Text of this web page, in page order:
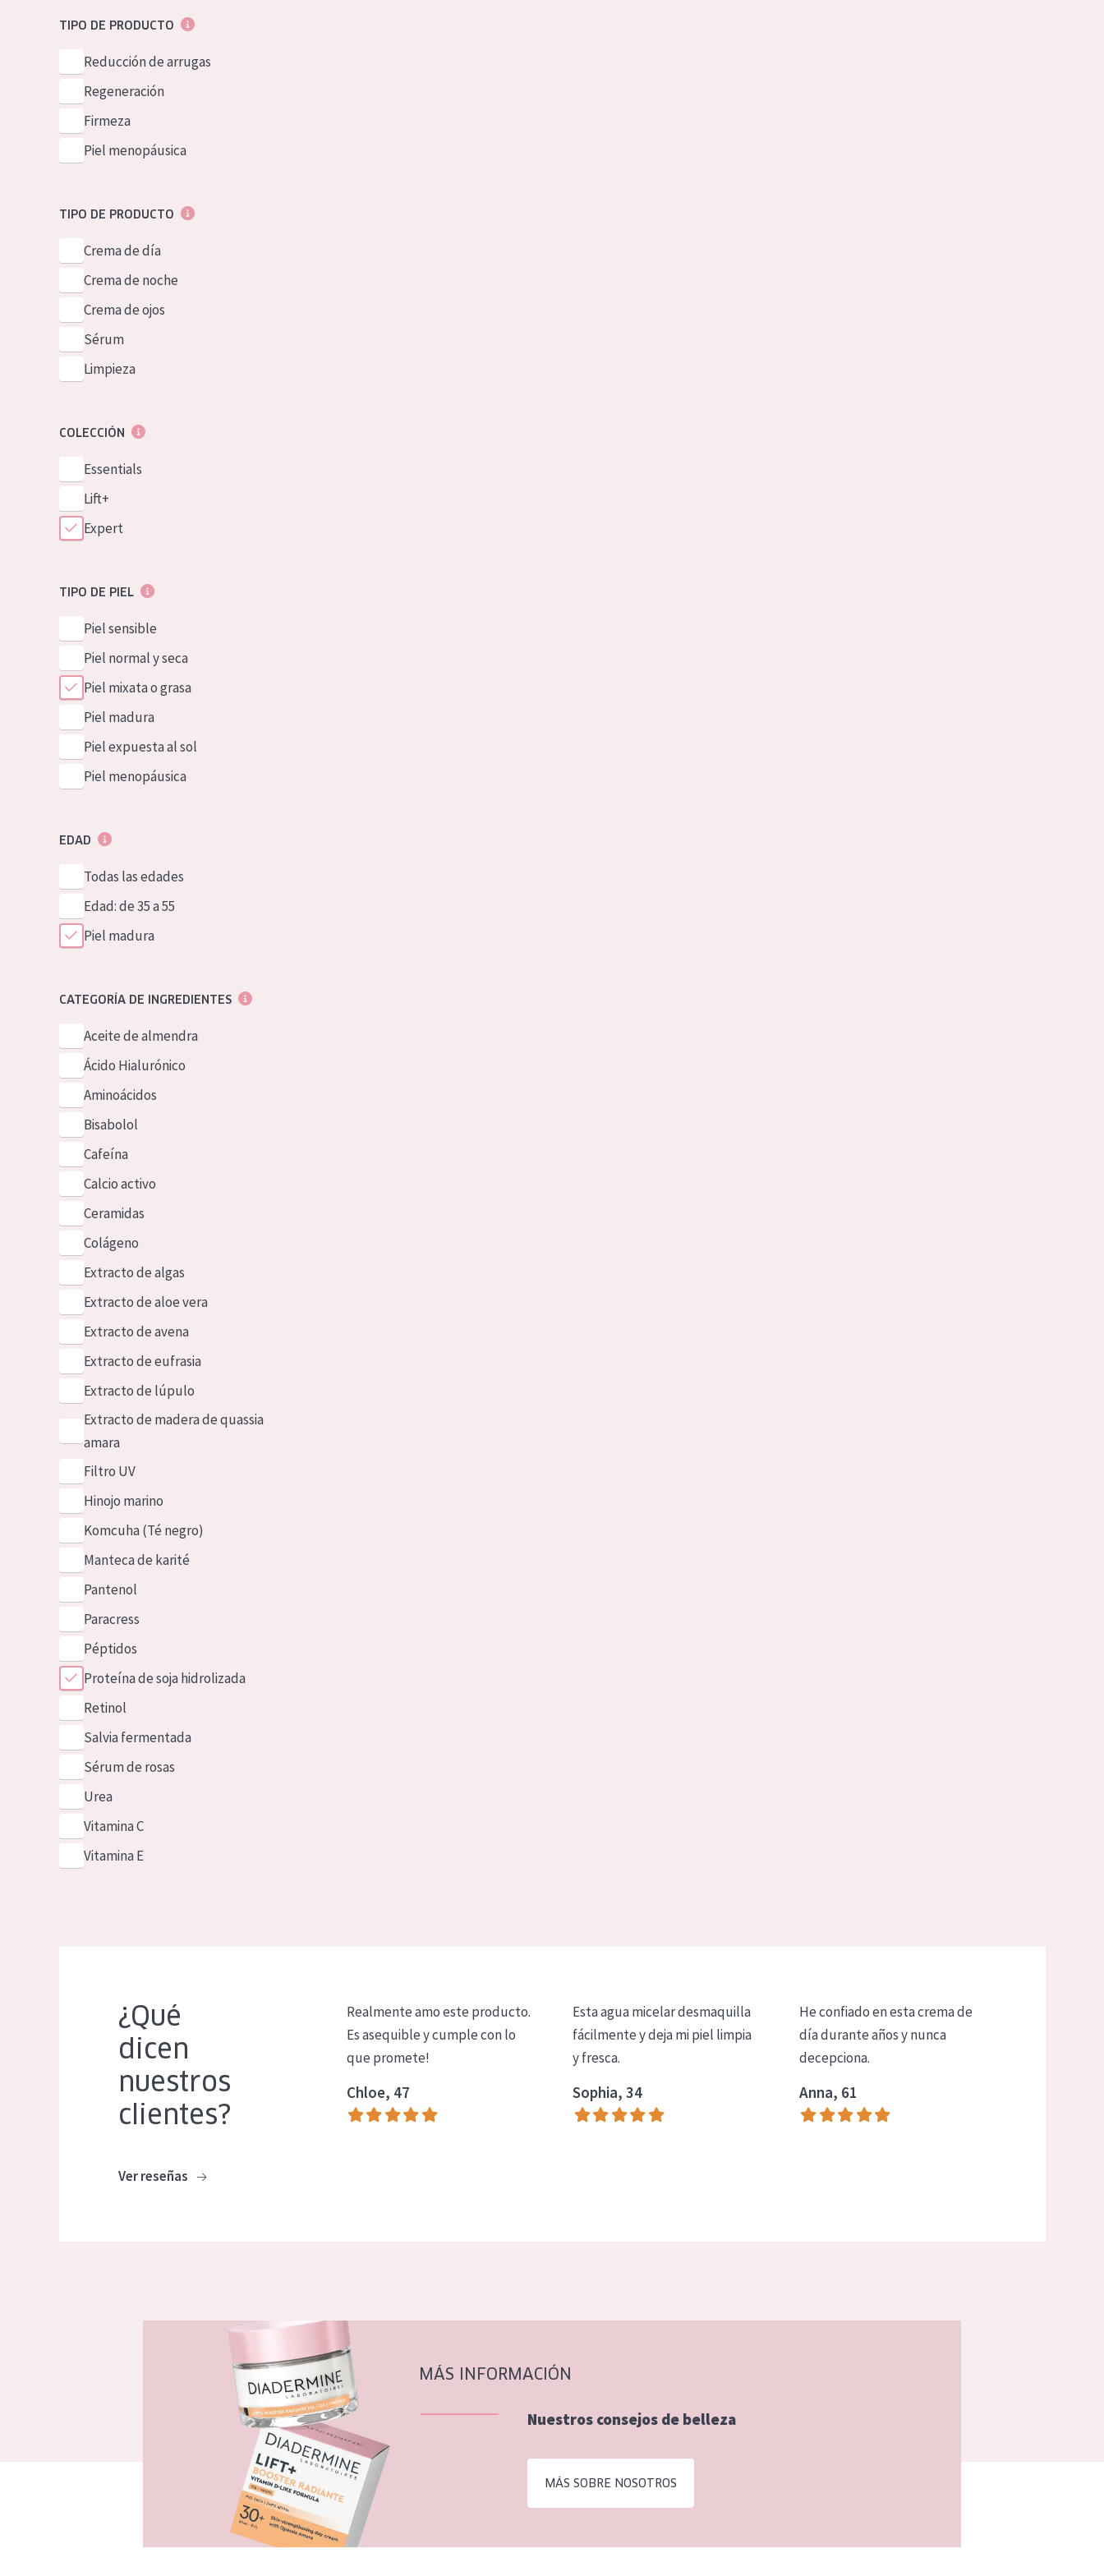
GermanTIPO DE PRODUCTO
Reducción de arrugas
Regeneración
Firmeza
Piel menopáusica
TIPO DE PRODUCTO
Crema de día
Crema de noche
Crema de ojos
Sérum
Limpieza
COLECCIÓN
Essentials
Lift+
Expert
TIPO DE PIEL
Piel sensible
Piel normal y seca
Piel mixata o grasa
Piel madura
Piel expuesta al sol
Piel menopáusica
EDAD
Todas las edades
Edad: de 35 a 55
Piel madura
CATEGORÍA DE INGREDIENTES
Aceite de almendra
Ácido Hialurónico
Aminoácidos
Bisabolol
Cafeína
Calcio activo
Ceramidas
Colágeno
Extracto de algas
Extracto de aloe vera
Extracto de avena
Extracto de eufrasia
Extracto de lúpulo
Extracto de madera de quassia
amara
Filtro UV
Hinojo marino
Komcuha (Té negro)
Manteca de karité
Pantenol
Paracress
Péptidos
Proteína de soja hidrolizada
Retinol
Salvia fermentada
Sérum de rosas
Urea
Vitamina C
Vitamina E
¿Qué
dicen
nuestros
clientes?
Ver reseñas
Realmente amo este producto.
Es asequible y cumple con lo
que promete!
Chloe, 47
Esta agua micelar desmaquilla
fácilmente y deja mi piel limpia
y fresca.
Sophia, 34
He confiado en esta crema de
día durante años y nunca
decepciona.
Anna, 61
MÁS INFORMACIÓN
Nuestros consejos de belleza
MÁS SOBRE NOSOTROS